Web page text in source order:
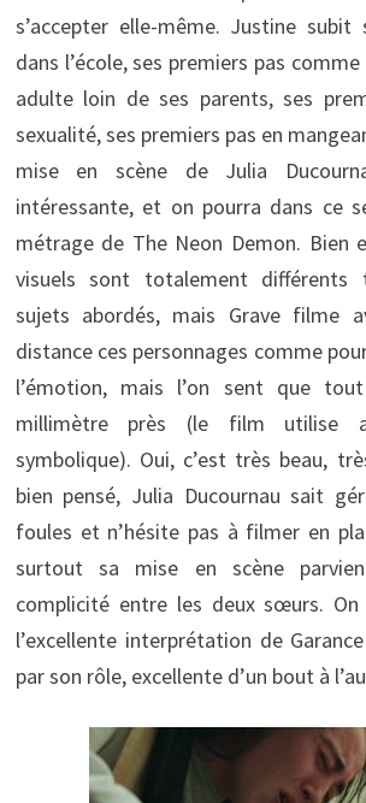
s’accepter elle-même. Justine subit
dans l’école, ses premiers pas
adulte loin de ses parents, ses
sexualité, ses premiers pas en
mise en scène de Julia
intéressante, et on pourra dans ce
métrage de The Neon Demon. Bien
visuels sont totalement différents
sujets abordés, mais Grave filme
distance ces personnages comme
l’émotion, mais l’on sent que
millimètre près (le film utilise
symbolique). Oui, c’est très beau,
bien pensé, Julia Ducournau sait
foules et n’hésite pas à filmer en
surtout sa mise en scène
complicité entre les deux sœurs. On
l’excellente interprétation de
par son rôle, excellente d’un bout à